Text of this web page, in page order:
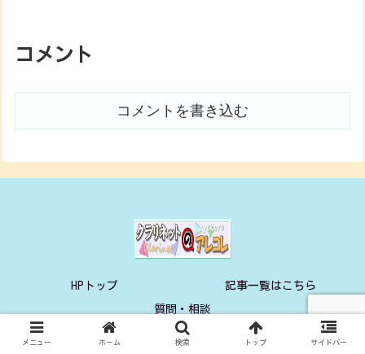
コメント
コメントを書き込む
HPトップ 記事一覧はこちら
質問・相談
© 2020 クラリネットのあれこれ.
メニュー ホーム 検索 トップ サイドバー